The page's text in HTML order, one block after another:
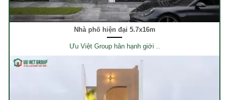
Nhà phố hiện đại 5.7x16m
Ưu Việt Group hân hạnh giới ..